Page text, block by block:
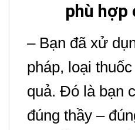
phù hợp
– Bạn đã xử
pháp, loại
quả. Đó là bạn
đúng thầy –